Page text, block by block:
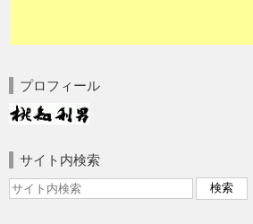
プロフィール
サイト内検索